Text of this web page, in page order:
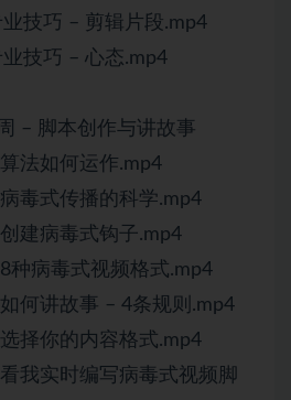
– 剪辑片段.mp4
巧 – 心态.mp4
脚本创作与讲故事
如何运作.mp4
传播的科学.mp4
毒式钩子.mp4
毒式视频格式.mp4
故事 – 4条规则.mp4
的内容格式.mp4
时编写病毒式视频脚